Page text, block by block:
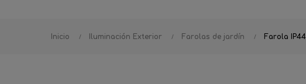
Inicio Iluminación Exterior Farolas de jardín Farola